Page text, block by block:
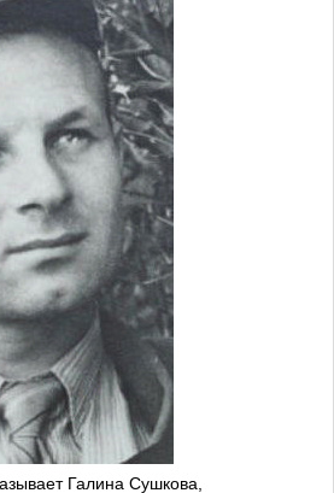
Галина Сушкова,